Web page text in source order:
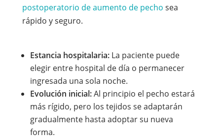
postoperatorio de aumento de pecho sea
rápido y seguro.
Estancia hospitalaria:La paciente puede
elegir entre hospital de día o permanecer
ingresada una sola noche.
Evolución inicial:Al principio el pecho estará
más rígido, pero los tejidos se adaptarán
gradualmente hasta adoptar su nueva
forma.